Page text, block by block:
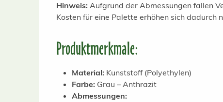
Hinweis: Aufgrund der Abmessungen fallen
Kosten für eine Palette erhöhen sich dadurch
Produktmerkmale:
Material: Kunststoff (Polyethylen)
Farbe: Grau – Anthrazit
Abmessungen: